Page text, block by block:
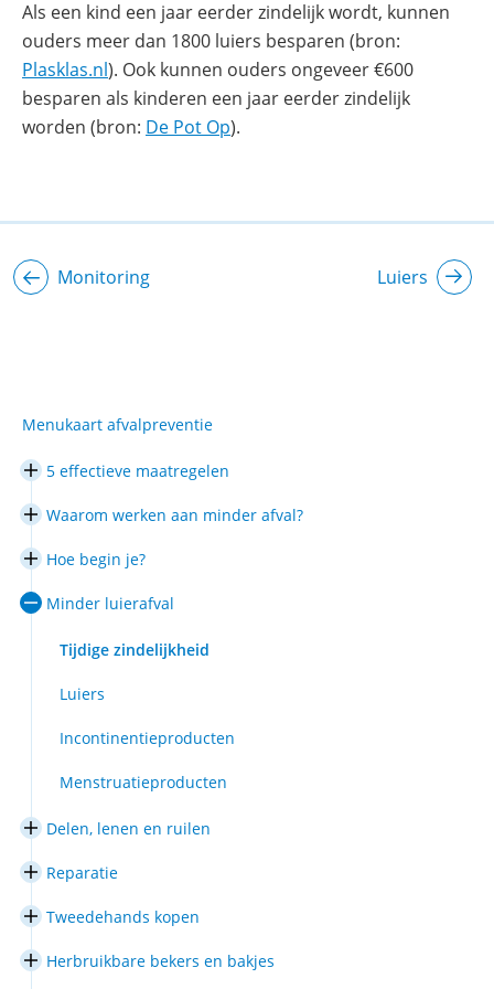
Als een kind een jaar eerder zindelijk wordt, kunnen
ouders meer dan 1800 luiers besparen (bron:
Plasklas.nl(opent
in
nieuw
). Ook kunnen ouders ongeveer €600
besparen als kinderen een jaar eerder zindelijk
worden (bron: De Pot Op(opent
).
Monitoring Luiers
Menukaart afvalpreventie
In/uitklappen
5
effectieve
5 effectieve maatregelen
In/uitklappen
Waarom
werken
minder
Waarom werken aan minder afval?
In/uitklappen
Hoe
begin
Hoe begin je?
In/uitklappen
luierafval
Minder luierafval
Tijdige zindelijkheid
Luiers
Incontinentieproducten
Menstruatieproducten
In/uitklappen
Delen,
lenen
ruilen
Delen, lenen en ruilen
In/uitklappen
Reparatie
Reparatie
In/uitklappen
Tweedehands
kopen
Tweedehands kopen
In/uitklappen
Herbruikbare bekers en bakjes